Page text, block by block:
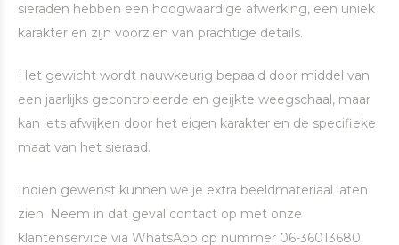
sieraden hebben een hoogwaardige afwerking, een uniek
karakter en zijn voorzien van prachtige details.
Het gewicht wordt nauwkeurig bepaald door middel van
een jaarlijks gecontroleerde en geijkte weegschaal, maar
kan iets afwijken door het eigen karakter en de specifieke
maat van het sieraad.
Indien gewenst kunnen we je extra beeldmateriaal laten
zien. Neem in dat geval contact op met onze
klantenservice via WhatsApp op nummer 06-36013680.